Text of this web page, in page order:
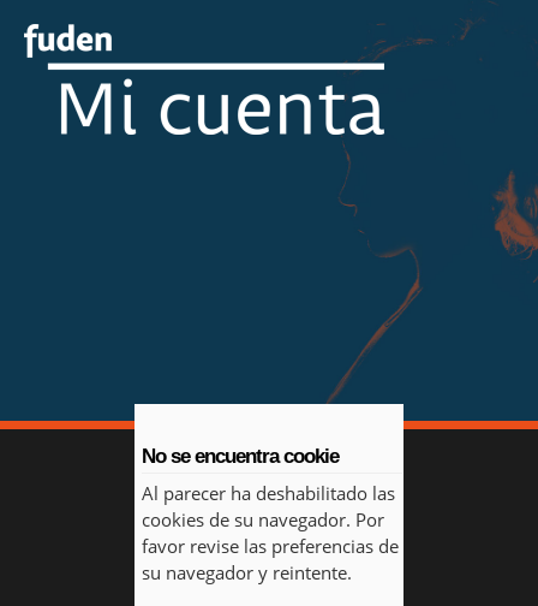
No se encuentra cookie
Al parecer ha deshabilitado las
cookies de su navegador. Por
favor revise las preferencias de
su navegador y reintente.